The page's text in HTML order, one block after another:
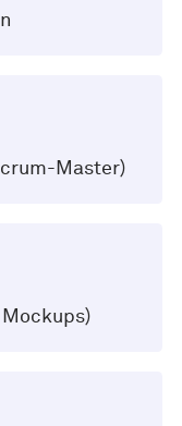
Master)